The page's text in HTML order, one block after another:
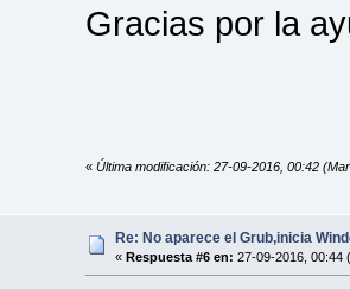
Gracias por la
« Última modificación: 27-09-2016, 00:42
Re: No aparece el Grub,inicia
« Respuesta #6 en: 27-09-2016, 00:44